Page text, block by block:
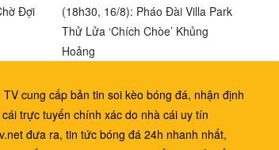
Đợi
(18h30, 16/8): Pháo Đài Villa Park
Thử Lửa ‘Chích Chòe’ Khủng
Hoảng
TV cung cấp bản tin soi kèo bóng đá, nhận định
trực tuyến chính xác do nhà cái uy tín
đưa ra, tin tức bóng đá 24h nhanh nhất,